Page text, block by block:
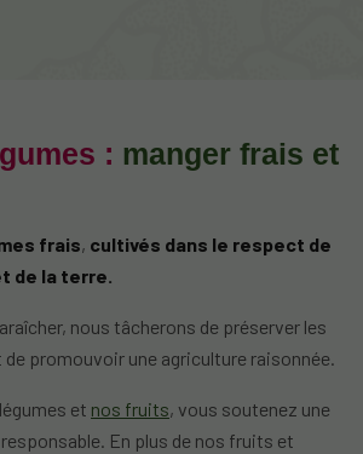
: manger frais et
frais, cultivés dans le respect de
de la terre.
nous tâcherons de préserver les
promouvoir une agriculture raisonnée.
et nos fruits, vous soutenez une
En plus de nos fruits et